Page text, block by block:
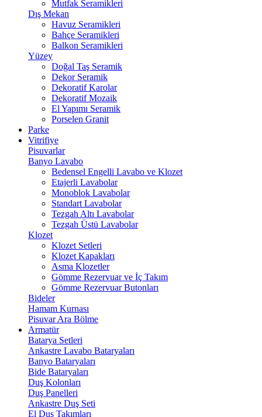
Mutfak Seramikleri
Dış Mekan
Havuz Seramikleri
Bahçe Seramikleri
Balkon Seramikleri
Yüzey
Doğal Taş Seramik
Dekor Seramik
Dekoratif Karolar
Dekoratif Mozaik
El Yapımı Seramik
Porselen Granit
Parke
Vitrifiye
Pisuvarlar
Banyo Lavabo
Bedensel Engelli Lavabo ve Klozet
Etajerli Lavabolar
Monoblok Lavabolar
Standart Lavabolar
Tezgah Altı Lavabolar
Tezgah Üstü Lavabolar
Klozet
Klozet Setleri
Klozet Kapakları
Asma Klozetler
Gömme Rezervuar ve İç Takım
Gömme Rezervuar Butonları
Bideler
Hamam Kurnası
Pisuvar Ara Bölme
Armatür
Batarya Setleri
Ankastre Lavabo Bataryaları
Banyo Bataryaları
Bide Bataryaları
Duş Kolonları
Duş Panelleri
Ankastre Duş Seti
El Duş Takımları